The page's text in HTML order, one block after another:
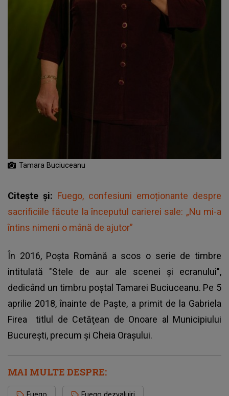
Tamara Buciuceanu
Citește și: Fuego, confesiuni emoționante despre
sacrificiile făcute la începutul carierei sale: „Nu mi-a
întins nimeni o mână de ajutor”
În 2016, Poșta Română a scos o serie de timbre
intitulată "Stele de aur ale scenei și ecranului",
dedicând un timbru poștal Tamarei Buciuceanu. Pe 5
aprilie 2018, înainte de Paşte, a primit de la Gabriela
Firea titlul de Cetăţean de Onoare al Municipiului
București, precum și Cheia Orașului.
MAI MULTE DESPRE:
Fuego Fuego dezvaluiri